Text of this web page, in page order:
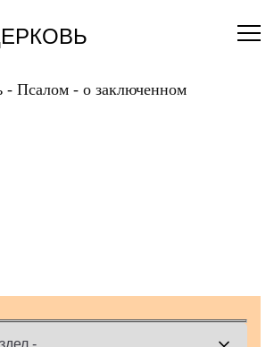
- Псалом - о заключенном